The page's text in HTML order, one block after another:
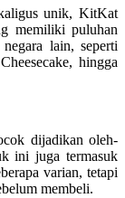
unik, KitKat
memiliki puluhan
lain, seperti
hingga
dijadikan oleh-
ini juga termasuk
varian, tetapi
membeli.